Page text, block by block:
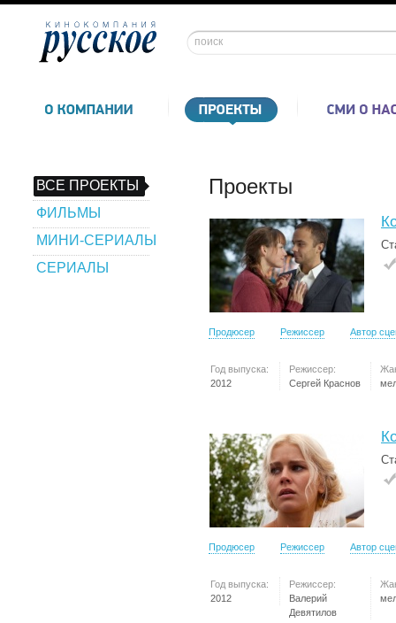
ВСЕ ПРОЕКТЫ
ФИЛЬМЫ
МИНИ-СЕРИАЛЫ
СЕРИАЛЫ
Проекты
Продюсер Режиссер Автор
Год выпуска:
2012
Режиссер:
Сергей Краснов
Продюсер Режиссер Автор
Год выпуска:
2012
Режиссер:
Валерий
Девятилов